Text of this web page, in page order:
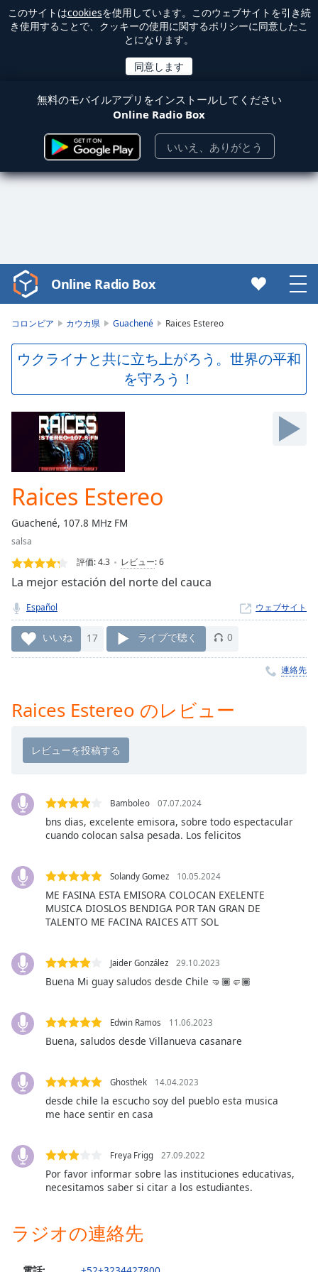
このサイトはcookiesを使用しています。このウェブサイトを引き続
き使用することで、クッキーの使用に関するポリシーに同意したこ
とになります。
無料のモバイルアプリをインストールしてください
Online Radio Box
いいえ、ありがとう
Video
Player
Play
Video
Skip
Current
Loaded:
0.00%
Stream
Type
LIVE
live,
currently
behind
LIVE
Remaining
Rate
Chapters
Descriptions
off
selected
opens
subtitles
dialog
subtitles
Audio
Track
Picture
Fullscreen
modal
window.
Online Radio Box
コロンビア カウカ県 Guachené Raices Estereo
ウクライナと共に立ち上がろう。世界の平和
を守ろう！
Raices Estereo
Guachené, 107.8 MHz FM
salsa
評価:4.3 レビュー:6
La mejor estación del norte del cauca
Español ウェブサイト
いいね 17 ライブで聴く 0
連絡先
Raices Estereo のレビュー
Bamboleo 07.07.2024
bns dias, excelente emisora, sobre todo espectacular
cuando colocan salsa pesada. Los felicitos
Solandy Gomez 10.05.2024
ME FASINA ESTA EMISORA COLOCAN EXELENTE
MUSICA DIOSLOS BENDIGA POR TAN GRAN DE
TALENTO ME FACINA RAICES ATT SOL
Jaider González 29.10.2023
Buena Mi guay saludos desde Chile 🤜🏾🤛🏾
Edwin Ramos 11.06.2023
Buena, saludos desde Villanueva casanare
Ghosthek 14.04.2023
desde chile la escucho soy del pueblo esta musica
me hace sentir en casa
Freya Frigg 27.09.2022
Por favor informar sobre las instituciones educativas,
necesitamos saber si citar a los estudiantes.
ラジオの連絡先